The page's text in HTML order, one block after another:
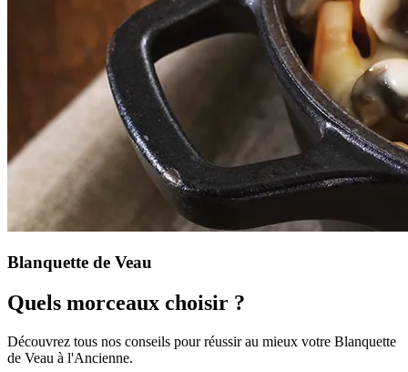
Blanquette de Veau
Quels morceaux choisir ?
Découvrez tous nos conseils pour réussir au mieux votre Blanquette
de Veau à l'Ancienne.